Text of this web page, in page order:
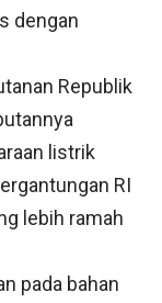
dengan
Republik
listrik
RI
lebih ramah
pada bahan